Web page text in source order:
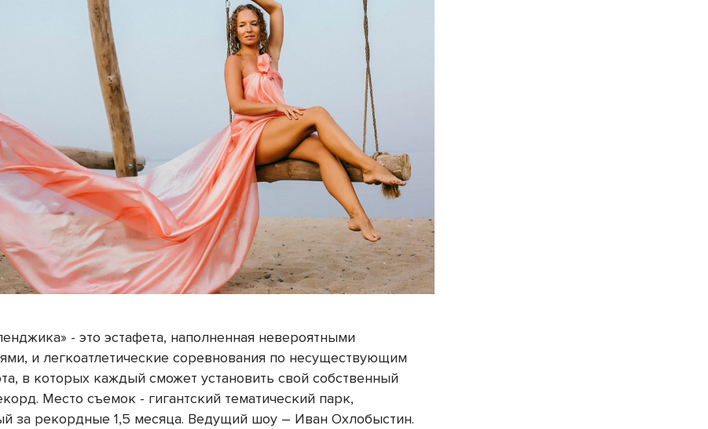
- это эстафета, наполненная невероятными
и легкоатлетические соревнования по несуществующим
в которых каждый сможет установить свой собственный
Место съемок - гигантский тематический парк,
за рекордные 1,5 месяца. Ведущий шоу – Иван Охлобыстин.